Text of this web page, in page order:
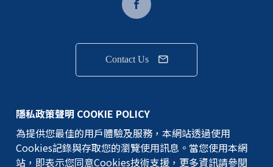
Contact Us
GEM TERMINAL IND.CO.,LTD.版權所有
©建通精密工業股份有限公司
隱私政策聲明 COOKIE POLICY
為提供您最佳的用戶體驗及服務，本網站透過使用
Cookies記錄與存取您的瀏覽使用訊息。當您使用本網
站，即表示您同意Cookies技術支援，更多資訊請參閱